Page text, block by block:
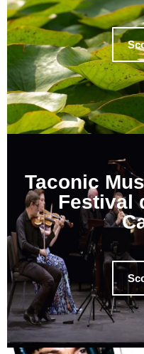
Taconic
Festival